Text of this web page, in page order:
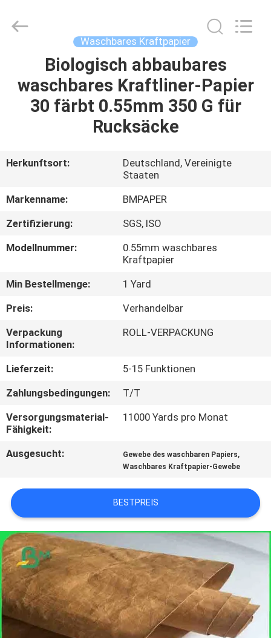
HAUSE
ÜBER
WERKSBESICHTIGUNG
QUALITÄTSKONTROLLE
KONTAKT
UNS
NEUIGKEITEN
RECHTSSACHEN
SITEMAP
DATENSCHUTZRICHTLINIE
CO.,LTD.
Waschbares Kraftpapier
Biologisch abbaubares
waschbares Kraftliner-Papier
30 färbt 0.55mm 350 G für
Rucksäcke
Herkunftsort:
Deutschland, Vereinigte
Staaten
Markenname:
BMPAPER
Zertifizierung:
SGS, ISO
Modellnummer:
0.55mm waschbares
Kraftpapier
Min Bestellmenge:
1 Yard
Preis:
Verhandelbar
Verpackung
Informationen:
ROLL-VERPACKUNG
Lieferzeit:
5-15 Funktionen
Zahlungsbedingungen:
T/T
Versorgungsmaterial-
Fähigkeit:
11000 Yards pro Monat
Ausgesucht: Gewebe des waschbaren Papiers,
Waschbares Kraftpapier-Gewebe
BESTPREIS